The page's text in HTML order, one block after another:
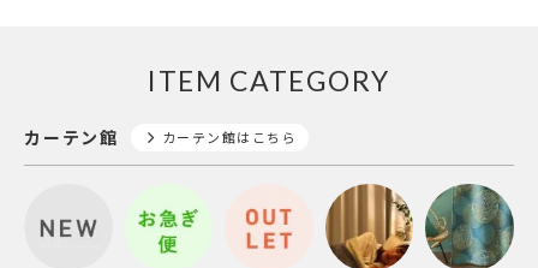
ITEM CATEGORY
カーテン館 カーテン館はこちら